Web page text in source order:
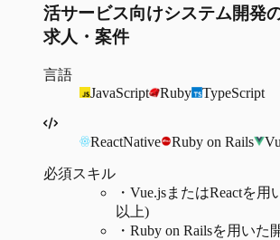
活サービス向けシステム開発
求人・案件
言語
JavaScript
Ruby TypeScript
ReactNative Ruby on Rails
必須スキル
・ Vue.jsまたはReactを用
以上)
・ Ruby on Railsを用いた